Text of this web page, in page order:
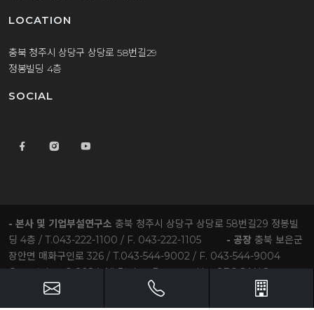
LOCATION
충북 청주시 상당구 상당로 58번길29
정봉빌딩 4층
SOCIAL
- 본사 및 기업부설연구소 충북 청주시 상당구 상당로 58번길29 정봉빌
딩 4층 / T.043-222-1100 / F. 043-222-1105 - 공장 충북 보은군
장안면 매화구인로 326 / T.043-544-9002 / F. 043-544-9004
Copyrights © 2024 All Rights Reserved by SEOGANG
ENTEC Co.,Ltd.